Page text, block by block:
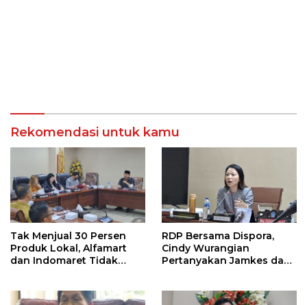
Rekomendasi untuk kamu
Tak Menjual 30 Persen
Produk Lokal, Alfamart
dan Indomaret Tidak
Perekonomian Sulut
RDP Bersama Dispora,
Cindy Wurangian
Pertanyakan Jamkes dan